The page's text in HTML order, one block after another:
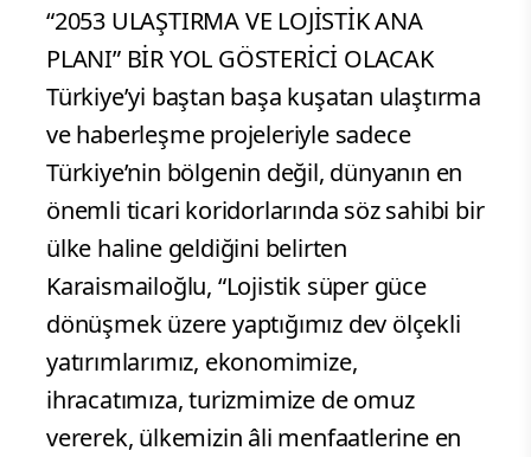
“2053 ULAŞTIRMA VE LOJİSTİK ANA
PLANI” BİR YOL GÖSTERİCİ OLACAK
Türkiye’yi baştan başa kuşatan ulaştırma
ve haberleşme projeleriyle sadece
Türkiye’nin bölgenin değil, dünyanın en
önemli ticari koridorlarında söz sahibi bir
ülke haline geldiğini belirten
Karaismailoğlu, “Lojistik süper güce
dönüşmek üzere yaptığımız dev ölçekli
yatırımlarımız, ekonomimize,
ihracatımıza, turizmimize de omuz
vererek, ülkemizin âli menfaatlerine en